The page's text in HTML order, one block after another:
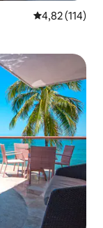
Povprečna
4,82 (114)